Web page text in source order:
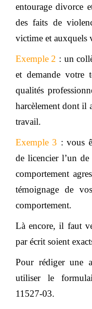
entourage divorce
des faits de
victime et auxquels
Exemple 2 : un
et demande votre
qualités
harcèlement dont il
travail.
Exemple 3 : vous
de licencier l’un
comportement
témoignage de
comportement.
Là encore, il faut
par écrit soient
Pour rédiger une
utiliser le
11527-03.